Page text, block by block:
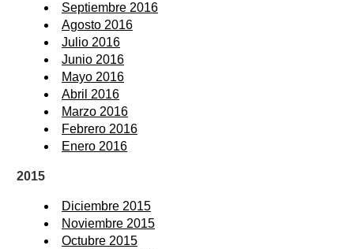
Septiembre 2016
Agosto 2016
Julio 2016
Junio 2016
Mayo 2016
Abril 2016
Marzo 2016
Febrero 2016
Enero 2016
2015
Diciembre 2015
Noviembre 2015
Octubre 2015